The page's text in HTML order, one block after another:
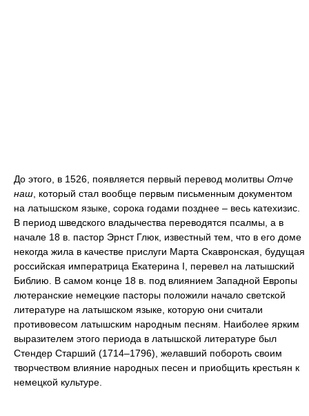
До этого, в 1526, появляется первый перевод молитвы Отче
наш , который стал вообще первым письменным документом
на латышском языке, сорока годами позднее – весь катехизис.
В период шведского владычества переводятся псалмы, а в
начале 18 в. пастор Эрнст Глюк, известный тем, что в его доме
некогда жила в качестве прислуги Марта Скавронская, будущая
российская императрица Екатерина I, перевел на латышский
Библию. В самом конце 18 в. под влиянием Западной Европы
лютеранские немецкие пасторы положили начало светской
литературе на латышском языке, которую они считали
противовесом латышским народным песням. Наиболее ярким
выразителем этого периода в латышской литературе был
Стендер Старший (1714–1796), желавший побороть своим
творчеством влияние народных песен и приобщить крестьян к
немецкой культуре.